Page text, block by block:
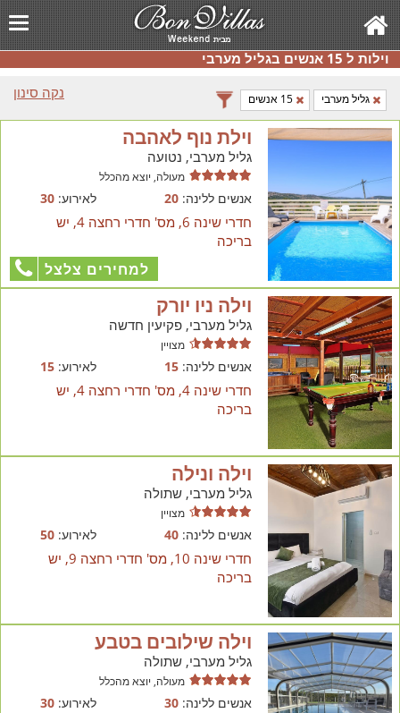
וילות ל 15 אנשים בגליל מערבי
נקה סינון
גליל מערבי 15 אנשים
וילת נוף לאהבה
גליל מערבי, נטועה
מעולה, יוצא מהכלל
אנשים ללינה:20 לאירוע:30
חדרי שינה 6, מס' חדרי רחצה 4, יש
בריכה
למחירים צלצל
וילה ניו יורק
גליל מערבי, פקיעין חדשה
מצויין
אנשים ללינה:15 לאירוע:15
חדרי שינה 4, מס' חדרי רחצה 4, יש
בריכה
וילה ונילה
גליל מערבי, שתולה
מצויין
אנשים ללינה:40 לאירוע:50
חדרי שינה 10, מס' חדרי רחצה 9, יש
בריכה
וילה שילובים בטבע
גליל מערבי, שתולה
מעולה, יוצא מהכלל
אנשים ללינה:30 לאירוע:30